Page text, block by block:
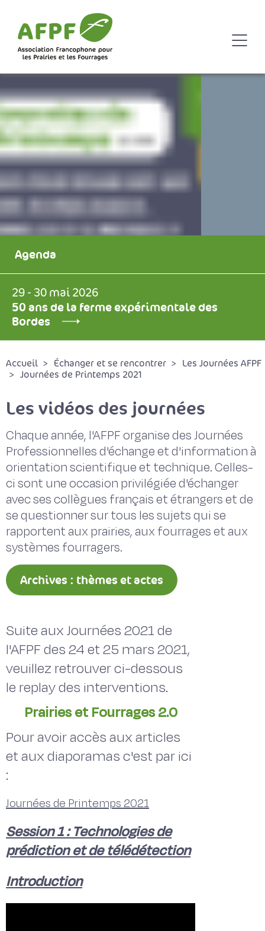
Agenda
29 - 30 mai 2026
50 ans de la ferme expérimentale des
Bordes
Accueil Échanger et se rencontrer
Les Journées AFPF
Journées de Printemps 2021
Les vidéos des journées
Chaque année, l'AFPF organise des Journées
Professionnelles d'échange et d'information à
orientation scientifique et technique. Celles-
ci sont une occasion privilégiée d'échanger
avec ses collègues français et étrangers et de
se questionner sur tous les sujets qui se
rapportent aux prairies, aux fourrages et aux
systèmes fourragers.
Archives : thèmes et actes
Suite aux Journées 2021 de
l'AFPF des 24 et 25 mars 2021,
veuillez retrouver ci-dessous
le replay des interventions.
Prairies et Fourrages 2.0
Pour avoir accès aux articles
et aux diaporamas c'est par ici
:
Journées de Printemps 2021
Session 1 : Technologies de
prédiction et de télédétection
Introduction